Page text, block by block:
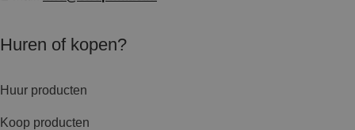
Huren of kopen?
Huur producten
Koop producten